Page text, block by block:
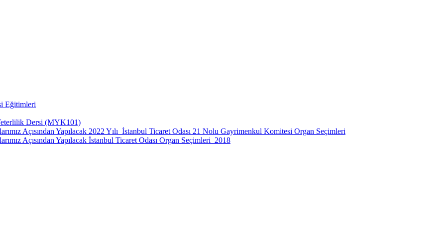
Eğitimleri
Dersi (MYK101)
Açısından Yapılacak 2022 Yılı İstanbul Ticaret Odası 21 Nolu Gayrimenkul Komitesi Organ Seçimleri
Açısından Yapılacak İstanbul Ticaret Odası Organ Seçimleri_2018